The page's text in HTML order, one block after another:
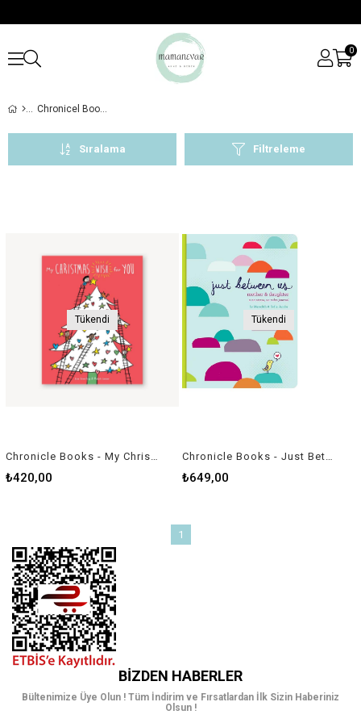
0
Chronicel Books
Filtreleme
Sıralama
Tükendi
₺420,00
Tükendi
₺649,00
1
BIZDEN HABERLER
Bültenimize Üye Olun ! Tüm İndirim ve Fırsatlardan İlk Sizin Haberiniz
Olsun !